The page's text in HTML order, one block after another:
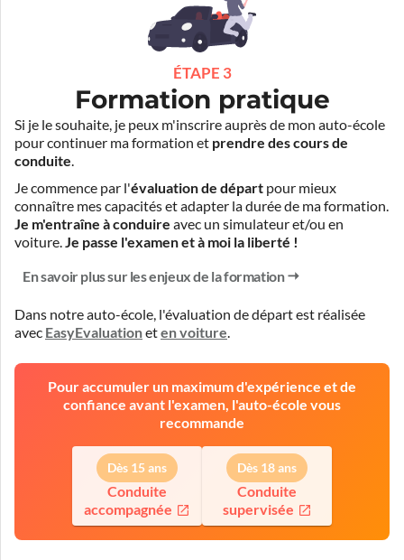
ÉTAPE 3
Formation pratique
Si je le souhaite, je peux m'inscrire auprès de mon auto-école
pour continuer ma formation et prendre des cours de
conduite.
Je commence par l'évaluation de départ pour mieux
connaître mes capacités et adapter la durée de ma formation.
Je m'entraîne à conduire avec un simulateur et/ou en
voiture. Je passe l'examen et à moi la liberté !
En savoir plus sur les enjeux de la formation
Dans notre auto-école, l'évaluation de départ est réalisée
avec EasyEvaluationeten voiture
Pour accumuler un maximum d'expérience et de
confiance avant l'examen, l'auto-école vous
recommande
Dès 15 ans
Conduite
accompagnée
Dès 18 ans
Conduite
supervisée